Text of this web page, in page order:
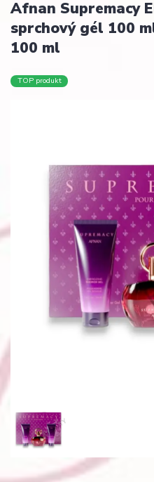
Afnan Supremacy
sprchový gél 100
100 ml
TOP produkt